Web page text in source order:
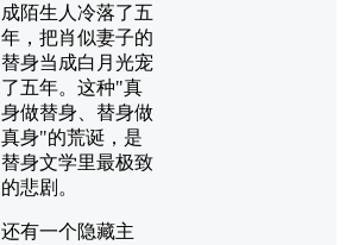
成陌生人冷落了五
年，把肖似妻子的
替身当成白月光宠
了五年。这种"真
身做替身、替身做
真身"的荒诞，是
替身文学里最极致
的悲剧。
还有一个隐藏主